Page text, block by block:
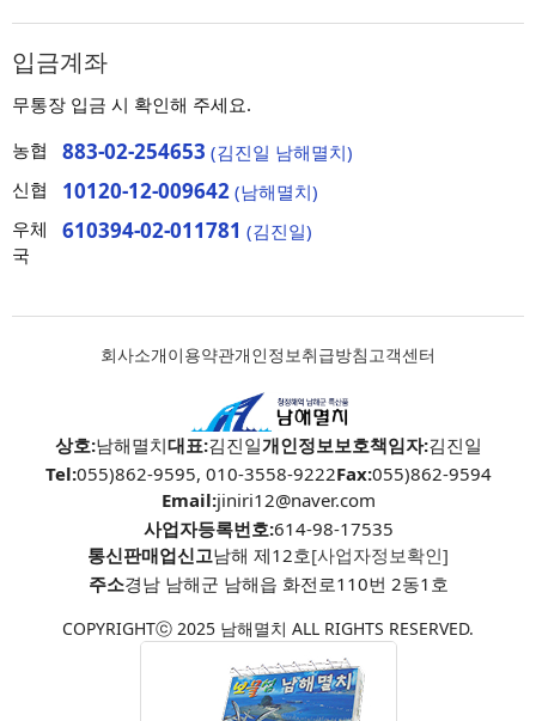
입금계좌
무통장 입금 시 확인해 주세요.
농협
883-02-254653 (김진일 남해멸치)
신협
10120-12-009642 (남해멸치)
우체
국
610394-02-011781 (김진일)
회사소개이용약관개인정보취급방침고객센터
상호:남해멸치대표:김진일개인정보보호책임자:김진일
Tel:055)862-9595, 010-3558-9222Fax:055)862-9594
Email:jiniri12@naver.com
사업자등록번호:614-98-17535
통신판매업신고남해 제12호[사업자정보확인]
주소경남 남해군 남해읍 화전로110번 2동1호
COPYRIGHTⓒ 2025 남해멸치 ALL RIGHTS RESERVED.